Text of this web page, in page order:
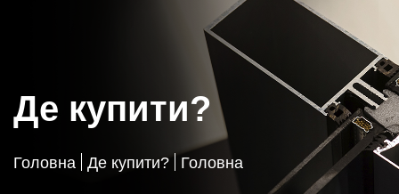
Де купити?
Головна Де купити? Головна